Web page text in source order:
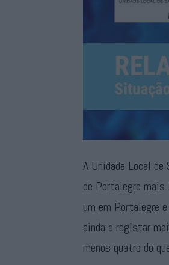
A Unidade Local
de Portalegre
um em Portalegre
ainda a registar
menos quatro do